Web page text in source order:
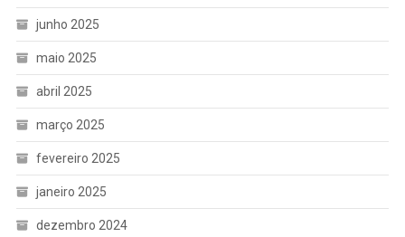
junho 2025
maio 2025
abril 2025
março 2025
fevereiro 2025
janeiro 2025
dezembro 2024